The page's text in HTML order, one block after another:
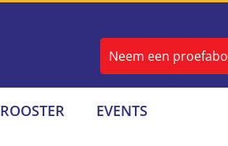
Neem een proefabo
ROOSTER EVENTS